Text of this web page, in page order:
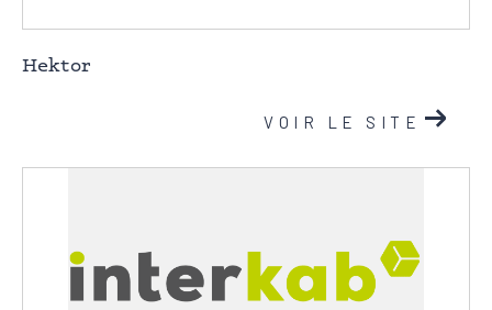
Hektor
VOIR LE SITE
Coups de coeur Exclusivités Nouveautés
RECHERCHER